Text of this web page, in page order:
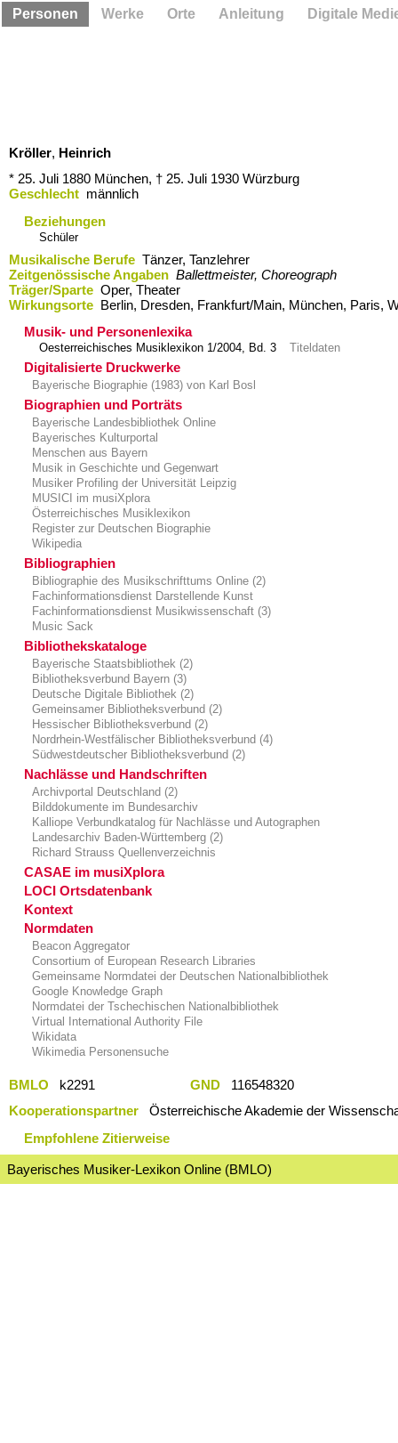
Kröller, Heinrich
* 25. Juli 1880 München, † 25. Juli 1930 Würzburg
Geschlecht männlich
Beziehungen
Schüler
Musikalische Berufe Tänzer, Tanzlehrer
Zeitgenössische Angaben Ballettmeister, Choreograph
Träger/Sparte Oper, Theater
Wirkungsorte Berlin,​ Dresden,​ Frankfurt/Main,​ München,​ Paris,​
Musik- und Personenlexika
Oesterreichisches Musiklexikon 1/2004, Bd. 3 Titeldaten
Digitalisierte Druckwerke
Bayerische Biographie (1983) von Karl Bosl
Biographien und Porträts
Bayerische Landesbibliothek Online
Bayerisches Kulturportal
Menschen aus Bayern
Musik in Geschichte und Gegenwart
Musiker Profiling der Universität Leipzig
MUSICI im musiXplora
Österreichisches Musiklexikon
Register zur Deutschen Biographie
Wikipedia
Bibliographien
Bibliographie des Musikschrifttums Online (2)
Fachinformationsdienst Darstellende Kunst
Fachinformationsdienst Musikwissenschaft (3)
Music Sack
Bibliothekskataloge
Bayerische Staatsbibliothek (2)
Bibliotheksverbund Bayern (3)
Deutsche Digitale Bibliothek (2)
Gemeinsamer Bibliotheksverbund (2)
Hessischer Bibliotheksverbund (2)
Nordrhein-Westfälischer Bibliotheksverbund (4)
Südwestdeutscher Bibliotheksverbund (2)
Nachlässe und Handschriften
Archivportal Deutschland (2)
Bilddokumente im Bundesarchiv
Kalliope Verbundkatalog für Nachlässe und Autographen
Landesarchiv Baden-Württemberg (2)
Richard Strauss Quellenverzeichnis
CASAE im musiXplora
LOCI Ortsdatenbank
Kontext
Normdaten
Beacon Aggregator
Consortium of European Research Libraries
Gemeinsame Normdatei der Deutschen Nationalbibliothek
Google Knowledge Graph
Normdatei der Tschechischen Nationalbibliothek
Virtual International Authority File
Wikidata
Wikimedia Personensuche
BMLO k2291 GND
116548320
Kooperationspartner
Österreichische Akademie der
Empfohlene Zitierweise
Bayerisches Musiker-Lexikon Online (BMLO)
Personen Werke Orte Anleitung Digitale